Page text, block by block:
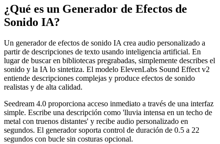
¿Qué es un Generador de Efectos de
Sonido IA?
Un generador de efectos de sonido IA crea audio personalizado a
partir de descripciones de texto usando inteligencia artificial. En
lugar de buscar en bibliotecas pregrabadas, simplemente describes el
sonido y la IA lo sintetiza. El modelo ElevenLabs Sound Effect v2
entiende descripciones complejas y produce efectos de sonido
realistas y de alta calidad.
Seedream 4.0 proporciona acceso inmediato a través de una interfaz
simple. Escribe una descripción como 'lluvia intensa en un techo de
metal con truenos distantes' y recibe audio personalizado en
segundos. El generador soporta control de duración de 0.5 a 22
segundos con bucle sin costuras opcional.